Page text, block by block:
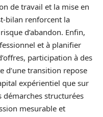
de travail et la mise en
bilan renforcent la
d’abandon. Enfin,
et à planifier
participation à des
d’une transition repose
expérientiel que sur
démarches structurées
mesurable et